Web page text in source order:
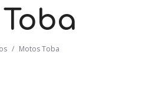
/ Motos Toba